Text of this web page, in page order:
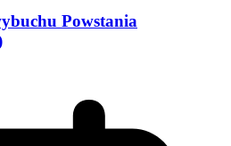
Powstania